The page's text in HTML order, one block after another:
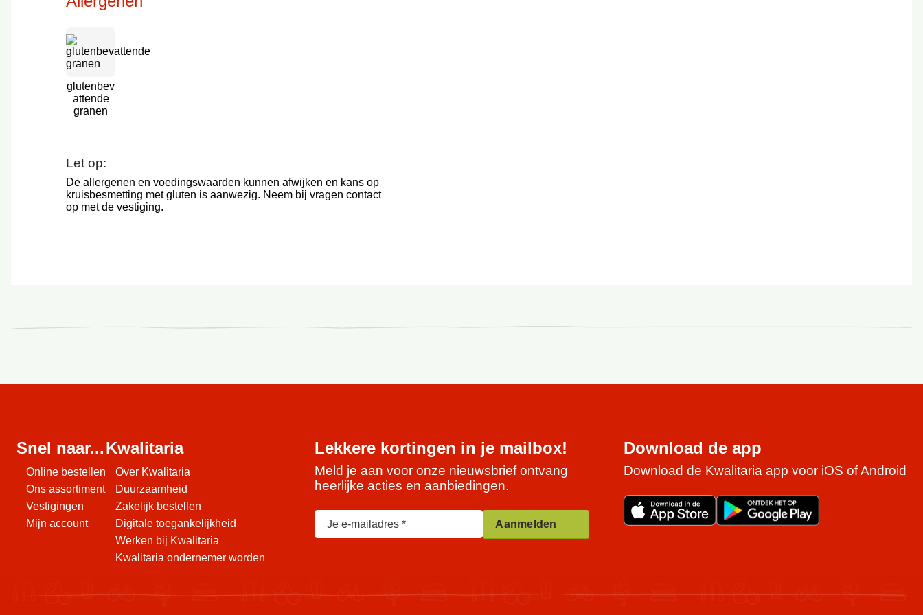
glutenbev
attende
granen
Let op:
De allergenen en voedingswaarden kunnen afwijken en kans op
kruisbesmetting met gluten is aanwezig. Neem bij vragen contact
op met de vestiging.
Snel naar...
Online bestellen
Ons assortiment
Vestigingen
Mijn account
Kwalitaria
Over Kwalitaria
Duurzaamheid
Zakelijk bestellen
Digitale toegankelijkheid
Werken bij Kwalitaria
Kwalitaria ondernemer worden
Lekkere kortingen in je mailbox!
Meld je aan voor onze nieuwsbrief ontvang
heerlijke acties en aanbiedingen.
Je e-mailadres Aanmelden
Download de app
Download de Kwalitaria app voor iOS ofAndroid